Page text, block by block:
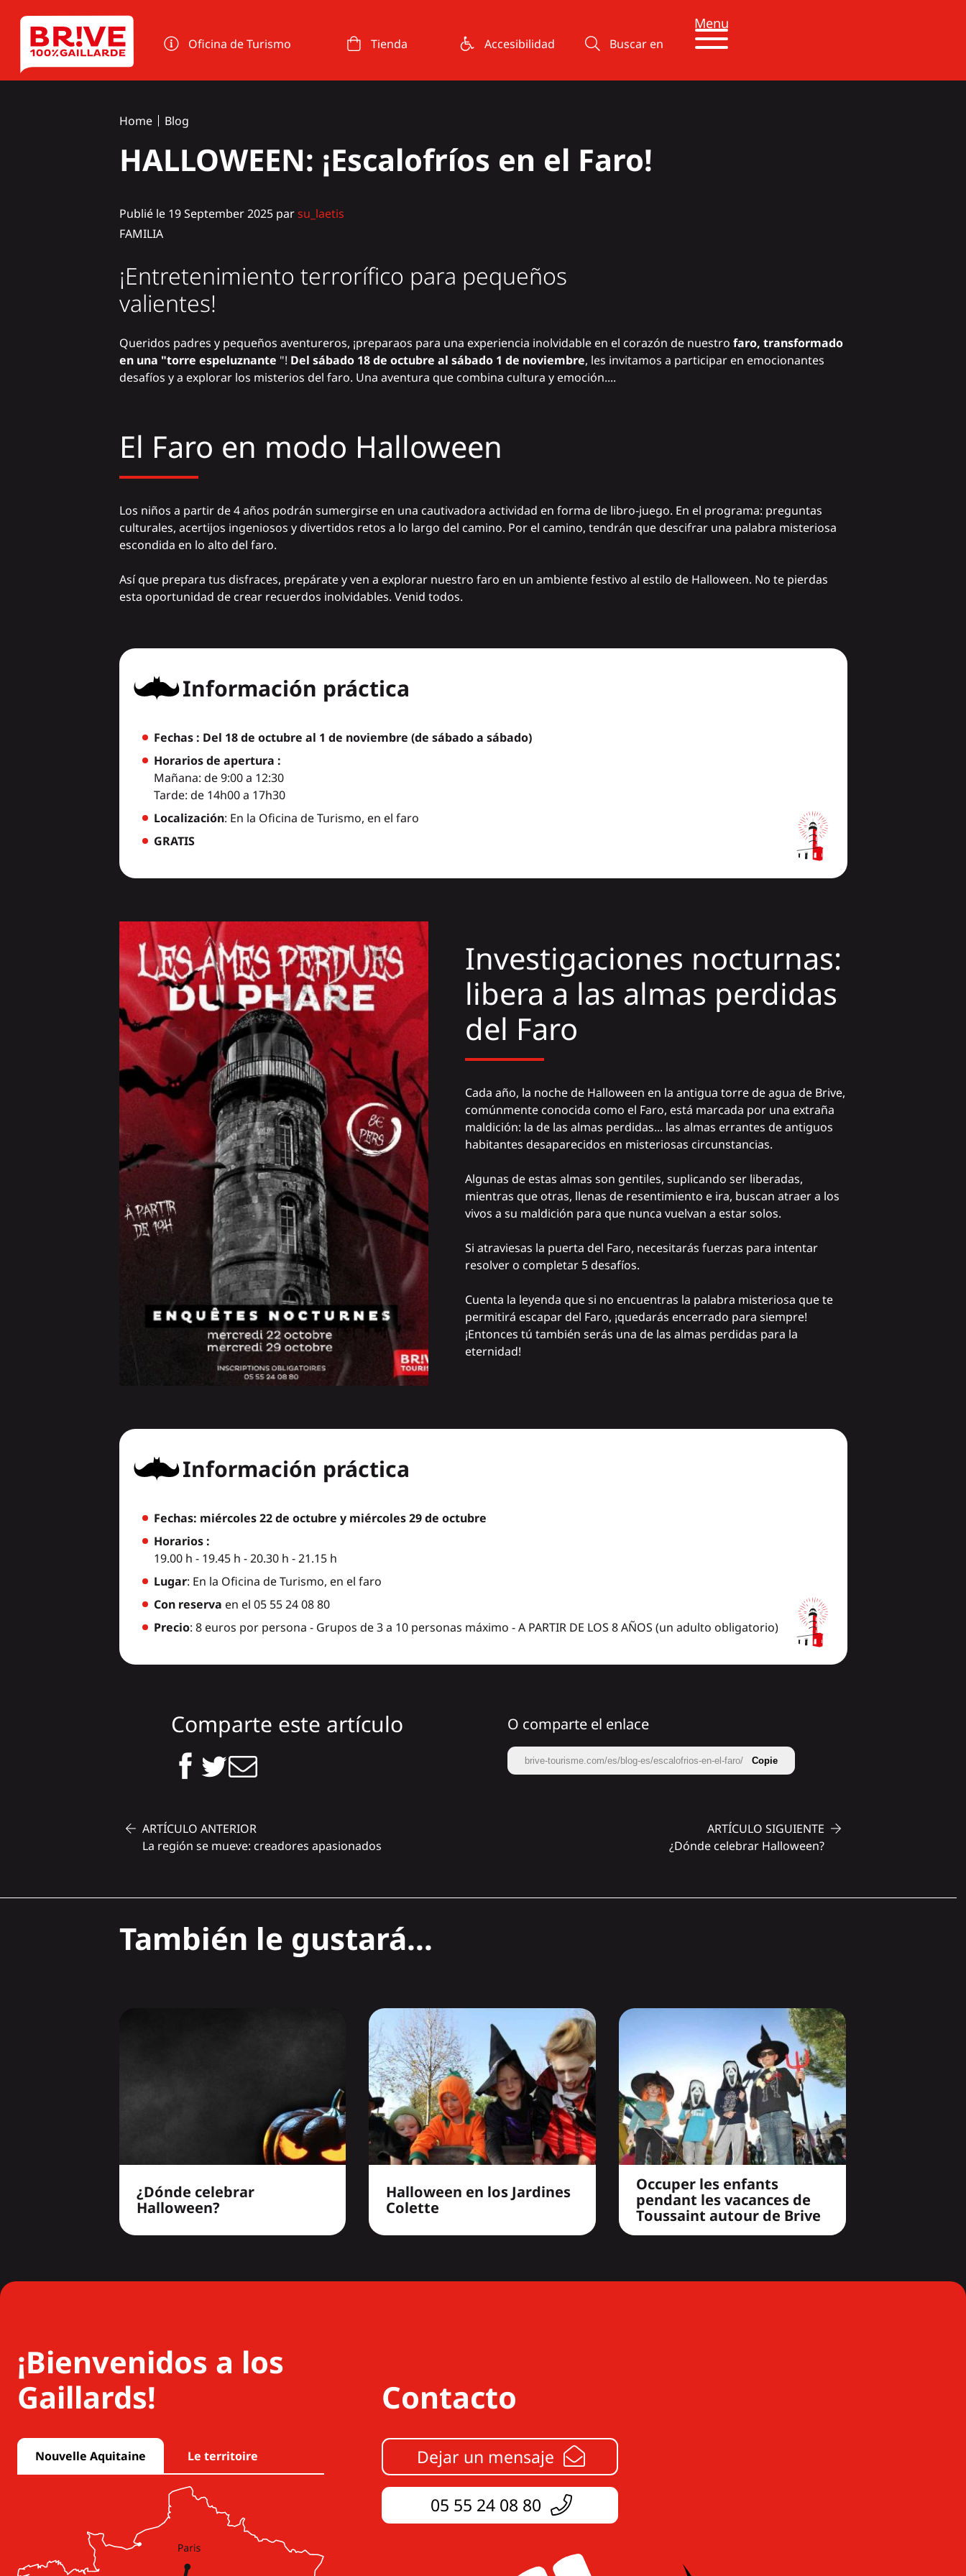
Oficina de Turismo Tienda Accesibilidad Buscar en
Menu
Home Blog
HALLOWEEN: ¡Escalofríos en el Faro!
Publié le 19 September 2025 parsu_laetis
FAMILIA
¡Entretenimiento terrorífico para pequeños
valientes!
Queridos padres y pequeños aventureros, ¡preparaos para una experiencia inolvidable en el corazón de nuestro faro, transformado
en una "torre espeluznante "! Del sábado 18 de octubre al sábado 1 de noviembre, les invitamos a participar en emocionantes
desafíos y a explorar los misterios del faro. Una aventura que combina cultura y emoción....
El Faro en modo Halloween
Los niños a partir de 4 años podrán sumergirse en una cautivadora actividad en forma de libro-juego. En el programa: preguntas
culturales, acertijos ingeniosos y divertidos retos a lo largo del camino. Por el camino, tendrán que descifrar una palabra misteriosa
escondida en lo alto del faro.
Así que prepara tus disfraces, prepárate y ven a explorar nuestro faro en un ambiente festivo al estilo de Halloween. No te pierdas
esta oportunidad de crear recuerdos inolvidables. Venid todos.
Información práctica
Fechas : Del 18 de octubre al 1 de noviembre (de sábado a sábado)
Horarios de apertura :
Mañana: de 9:00 a 12:30
Tarde: de 14h00 a 17h30
Localización: En la Oficina de Turismo, en el faro
GRATIS
Investigaciones nocturnas:
libera a las almas perdidas
del Faro
Cada año, la noche de Halloween en la antigua torre de agua de Brive,
comúnmente conocida como el Faro, está marcada por una extraña
maldición: la de las almas perdidas... las almas errantes de antiguos
habitantes desaparecidos en misteriosas circunstancias.
Algunas de estas almas son gentiles, suplicando ser liberadas,
mientras que otras, llenas de resentimiento e ira, buscan atraer a los
vivos a su maldición para que nunca vuelvan a estar solos.
Si atraviesas la puerta del Faro, necesitarás fuerzas para intentar
resolver o completar 5 desafíos.
Cuenta la leyenda que si no encuentras la palabra misteriosa que te
permitirá escapar del Faro, ¡quedarás encerrado para siempre!
¡Entonces tú también serás una de las almas perdidas para la
eternidad!
Información práctica
Fechas: miércoles 22 de octubre y miércoles 29 de octubre
Horarios :
19.00 h - 19.45 h - 20.30 h - 21.15 h
Lugar: En la Oficina de Turismo, en el faro
Con reserva en el 05 55 24 08 80
Precio: 8 euros por persona - Grupos de 3 a 10 personas máximo - A PARTIR DE LOS 8 AÑOS (un adulto obligatorio)
Comparte este artículo O comparte el enlace
brive-tourisme.com/es/blog-es/escalofrios-en-el-faro/ Copie
ARTÍCULO ANTERIOR
La región se mueve: creadores apasionados
ARTÍCULO SIGUIENTE
¿Dónde celebrar Halloween?
También le gustará...
¿Dónde celebrar
Halloween?
Halloween en los Jardines
Colette
Occuper les enfants
pendant les vacances de
Toussaint autour de Brive
¡Bienvenidos a los
Gaillards!
Nouvelle Aquitaine Le territoire
Contacto
Dejar un mensaje
05 55 24 08 80